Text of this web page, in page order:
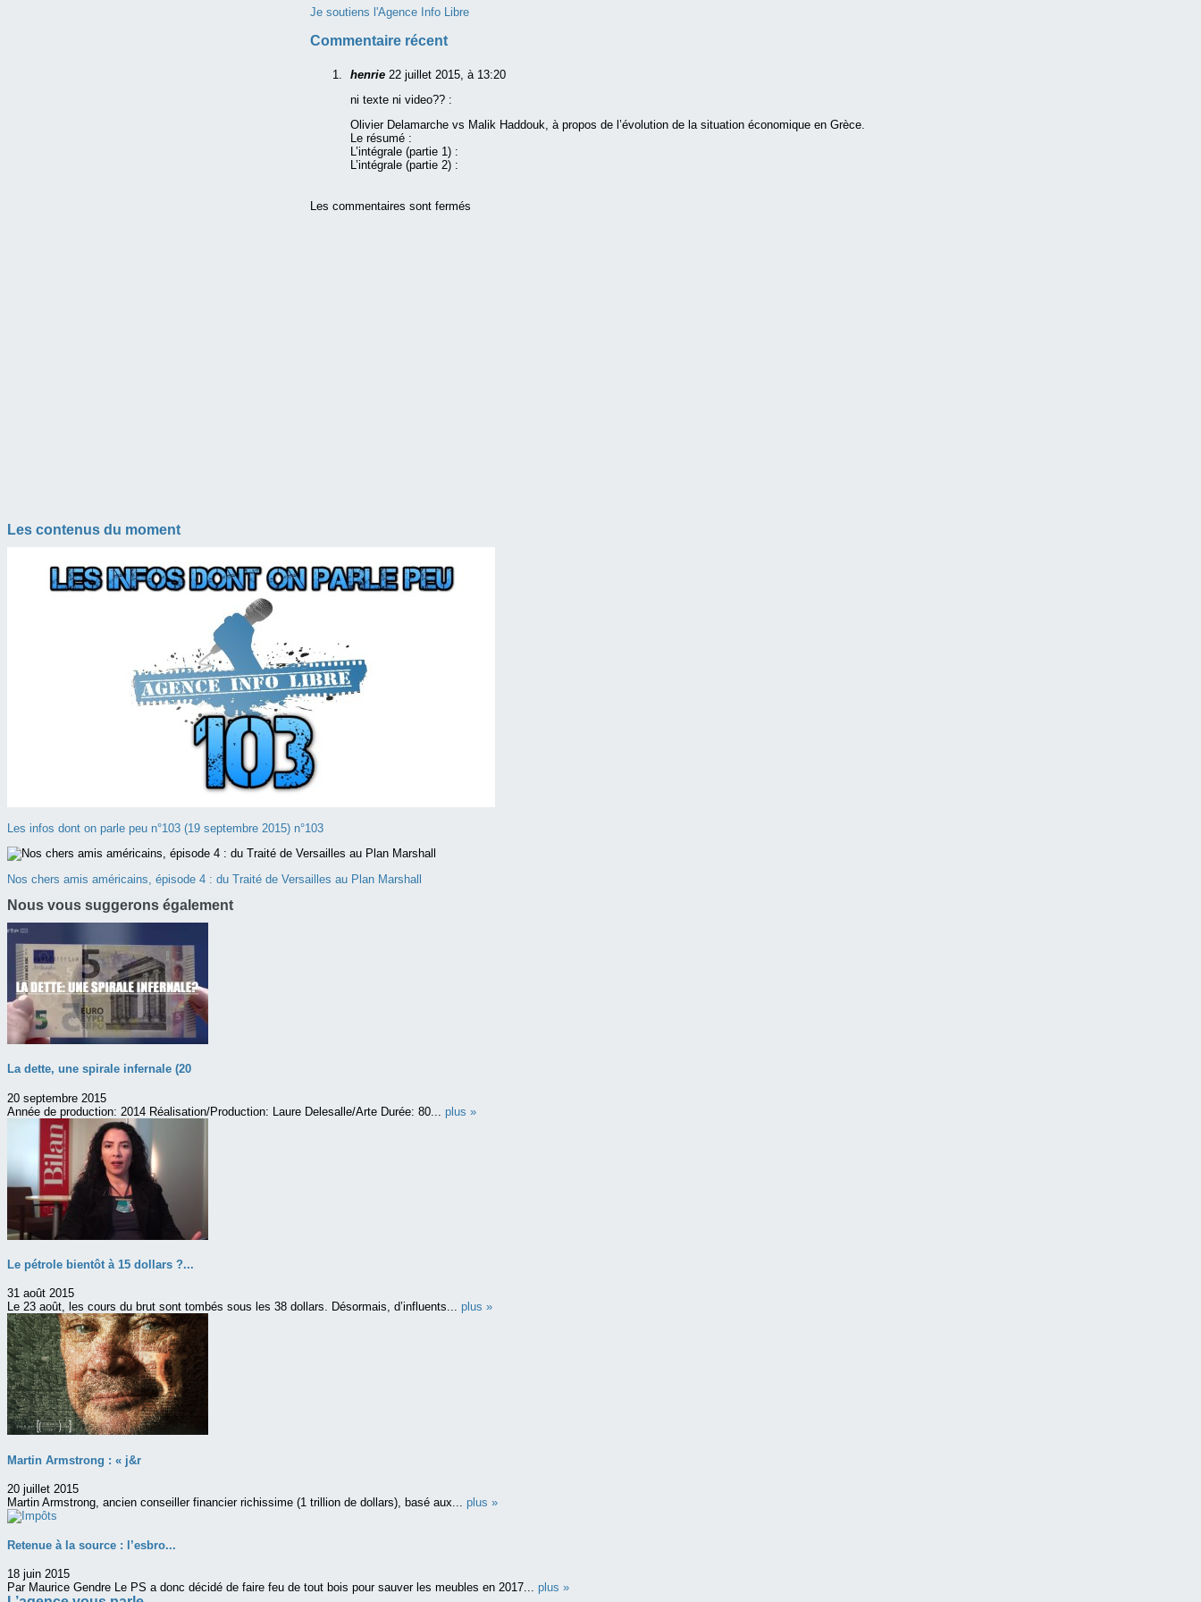
Je soutiens l'Agence Info Libre
Commentaire récent
henrie 22 juillet 2015, à 13:20
ni texte ni video?? :
Olivier Delamarche vs Malik Haddouk, à propos de l’évolution de la situation économique en Grèce.
Le résumé :
L’intégrale (partie 1) :
L’intégrale (partie 2) :
Les commentaires sont fermés
Les contenus du moment
Les infos dont on parle peu n°103 (19 septembre 2015) n°103
Nos chers amis américains, épisode 4 : du Traité de Versailles au Plan Marshall
Nous vous suggerons également
La dette, une spirale infernale (20
20 septembre 2015
Année de production: 2014 Réalisation/Production: Laure Delesalle/Arte Durée: 80... plus »
Le pétrole bientôt à 15 dollars ?...
31 août 2015
Le 23 août, les cours du brut sont tombés sous les 38 dollars. Désormais, d’influents... plus »
Martin Armstrong : « j&r
20 juillet 2015
Martin Armstrong, ancien conseiller financier richissime (1 trillion de dollars), basé aux... plus »
Retenue à la source : l’esbro...
18 juin 2015
Par Maurice Gendre Le PS a donc décidé de faire feu de tout bois pour sauver les meubles en 2017... plus »